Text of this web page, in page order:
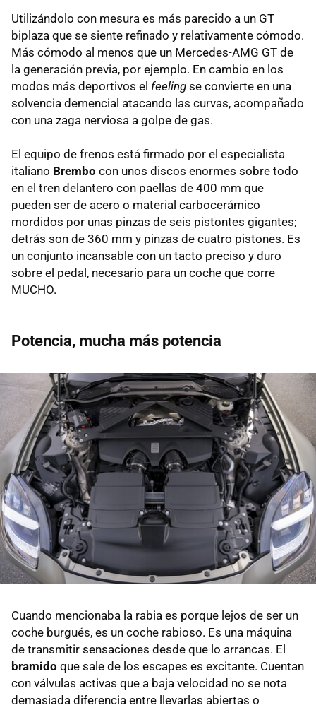
Utilizándolo con mesura es más parecido a un GT
biplaza que se siente refinado y relativamente cómodo.
Más cómodo al menos que un Mercedes-AMG GT de
la generación previa, por ejemplo. En cambio en los
modos más deportivos el feeling se convierte en una
solvencia demencial atacando las curvas, acompañado
con una zaga nerviosa a golpe de gas.
El equipo de frenos está firmado por el especialista
italiano Brembo con unos discos enormes sobre todo
en el tren delantero con paellas de 400 mm que
pueden ser de acero o material carbocerámico
mordidos por unas pinzas de seis pistontes gigantes;
detrás son de 360 mm y pinzas de cuatro pistones. Es
un conjunto incansable con un tacto preciso y duro
sobre el pedal, necesario para un coche que corre
MUCHO.
Potencia, mucha más potencia
Cuando mencionaba la rabia es porque lejos de ser un
coche burgués, es un coche rabioso. Es una máquina
de transmitir sensaciones desde que lo arrancas. El
bramido que sale de los escapes es excitante. Cuentan
con válvulas activas que a baja velocidad no se nota
demasiada diferencia entre llevarlas abiertas o